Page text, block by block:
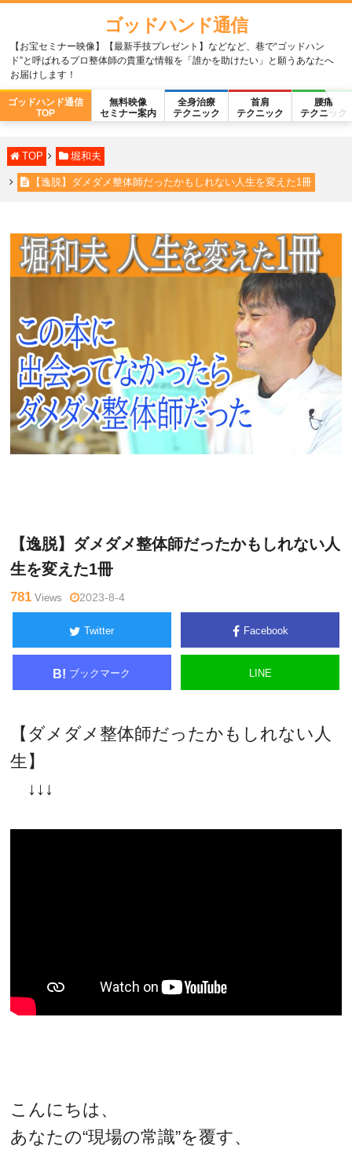
ゴッドハンド通信
【お宝セミナー映像】【最新手技プレゼント】などなど、巷で“ゴッドハン
ド”と呼ばれるプロ整体師の貴重な情報を「誰かを助けたい」と願うあなたへ
お届けします！
ゴッドハンド通信
TOP
無料映像
セミナー案内
全身治療
テクニック
首肩
テクニック
腰痛
テクニック
TOP 堀和夫
【逸脱】ダメダメ整体師だったかもしれない人生を変えた1冊
【逸脱】ダメダメ整体師だったかもしれない人
生を変えた1冊
781 Views 2023-8-4
Twitter Facebook
B! ブックマーク LINE
【ダメダメ整体師だったかもしれない人
生】
↓↓↓
こんにちは、
あなたの“現場の常識”を覆す、